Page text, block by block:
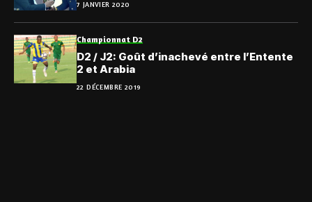
7 JANVIER 2020
Championnat D2
D2 / J2: Goût d’inachevé entre l’Entente
2 et Arabia
22 DÉCEMBRE 2019